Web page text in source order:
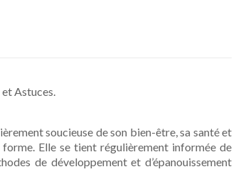
Astuces.
soucieuse de son bien-être, sa santé et
Elle se tient régulièrement informée de
de développement et d’épanouissement